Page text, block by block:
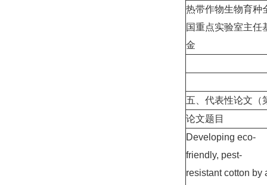
热带作物生物育种
国重点实验室主任
金
五、代表性论文（
论文题目
Developing eco-
friendly, pest-
resistant cotton by